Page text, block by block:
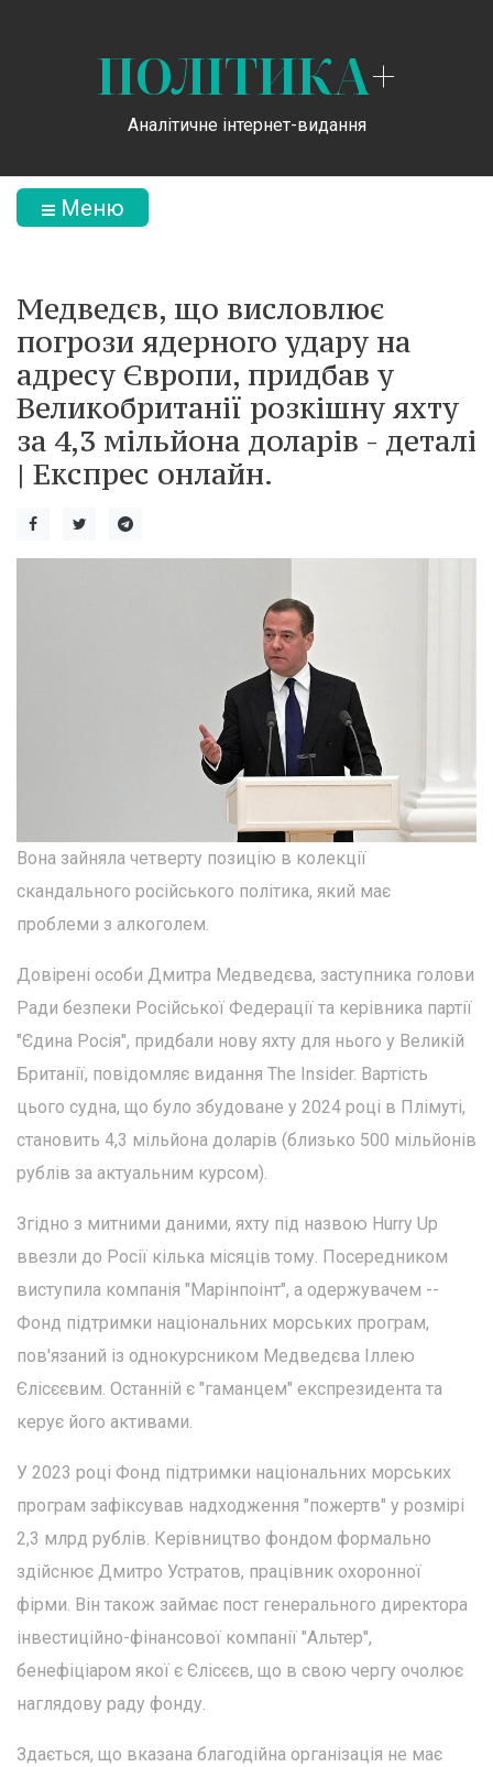
ПОЛІТИКА+
Аналітичне інтернет-видання
Меню
Медведєв, що висловлює
погрози ядерного удару на
адресу Європи, придбав у
Великобританії розкішну яхту
за 4,3 мільйона доларів - деталі
| Експрес онлайн.
Вона зайняла четверту позицію в колекції
скандального російського політика, який має
проблеми з алкоголем.
Довірені особи Дмитра Медведєва, заступника голови
Ради безпеки Російської Федерації та керівника партії
"Єдина Росія", придбали нову яхту для нього у Великій
Британії, повідомляє видання The Insider. Вартість
цього судна, що було збудоване у 2024 році в Плімуті,
становить 4,3 мільйона доларів (близько 500 мільйонів
рублів за актуальним курсом).
Згідно з митними даними, яхту під назвою Hurry Up
ввезли до Росії кілька місяців тому. Посередником
виступила компанія "Марінпоінт", а одержувачем --
Фонд підтримки національних морських програм,
пов'язаний із однокурсником Медведєва Іллею
Єлісєєвим. Останній є "гаманцем" експрезидента та
керує його активами.
У 2023 році Фонд підтримки національних морських
програм зафіксував надходження "пожертв" у розмірі
2,3 млрд рублів. Керівництво фондом формально
здійснює Дмитро Устратов, працівник охоронної
фірми. Він також займає пост генерального директора
інвестиційно-фінансової компанії "Альтер",
бенефіціаром якої є Єлісєєв, що в свою чергу очолює
наглядову раду фонду.
Здається, що вказана благодійна організація не має